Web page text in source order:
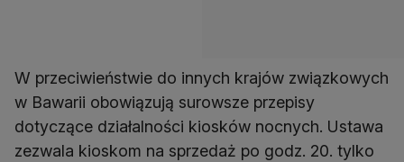
W przeciwieństwie do innych krajów związkowych
w Bawarii obowiązują surowsze przepisy
dotyczące działalności kiosków nocnych. Ustawa
zezwala kioskom na sprzedaż po godz. 20. tylko